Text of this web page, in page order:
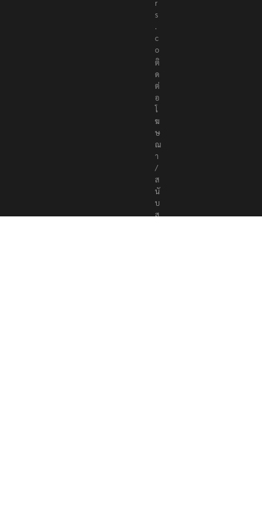
r
s
.
c
o
ติ
ด
ต่
อ
โ
ฆ
ษ
ณ
า
/
ส
นั
บ
ส